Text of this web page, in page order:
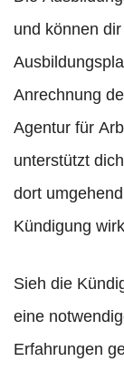
und können
Anrechnung
Agentur für
unterstützt
dort
Kündigung
Sieh die
eine
Erfahrungen